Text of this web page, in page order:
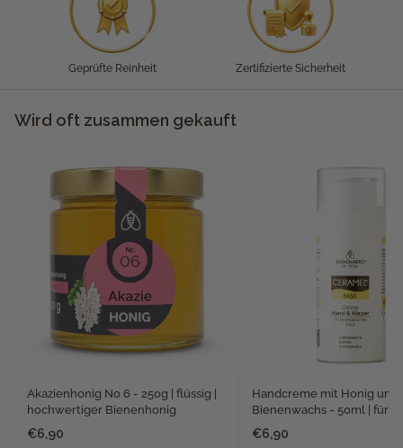
Geprüfte Reinheit Zertifizierte Sicherheit
Wird oft zusammen gekauft
Akazienhonig No 6 - 250g | flüssig |
hochwertiger Bienenhonig
€6,90
Handcreme mit Honig und
Bienenwachs - 50ml | für
Hände
€6,90